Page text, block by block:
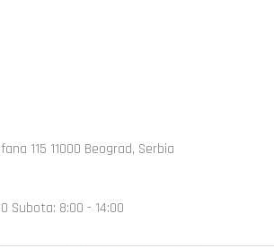
115 11000 Beograd, Serbia
Subota: 8:00 - 14:00